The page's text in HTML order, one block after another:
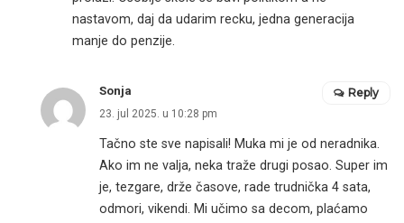
nastavom, daj da udarim recku, jedna generacija
manje do penzije.
Sonja
23. jul 2025. u 10:28 pm
Tačno ste sve napisali! Muka mi je od neradnika.
Ako im ne valja, neka traže drugi posao. Super im
je, tezgare, drže časove, rade trudnička 4 sata,
odmori, vikendi. Mi učimo sa decom, plaćamo
Reply